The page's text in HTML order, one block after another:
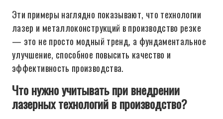
Эти примеры наглядно показывают, что технологии
лазер и металлоконструкций в производство резке
— это не просто модный тренд, а фундаментальное
улучшение, способное повысить качество и
эффективность производства.
Что нужно учитывать при внедрении
лазерных технологий в производство?